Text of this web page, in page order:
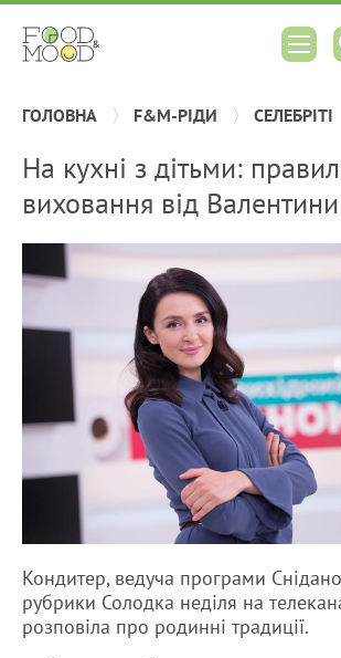
ГОЛОВНА F&M-РІДИ СЕЛЕБРІТІ
На кухні з дітьми:
виховання від
Кондитер, ведуча програми
рубрики Солодка неділя на
розповіла про родинні традиції.